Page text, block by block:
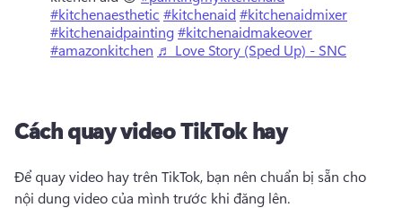
#kitchenaesthetic #kitchenaid#kitchenaidmixer
#kitchenaidpainting#kitchenaidmakeover
#amazonkitchen ♬ Love Story (Sped Up) - SNC
Cách quay video TikTok hay
Để quay video hay trên TikTok, bạn nên chuẩn bị sẵn cho
nội dung video của mình trước khi đăng lên.